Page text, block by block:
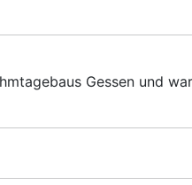
Gessen und